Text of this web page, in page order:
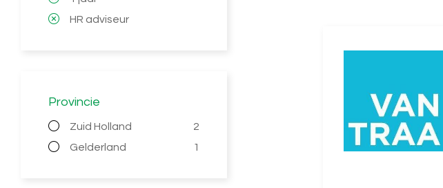
HR adviseur
Provincie
Zuid Holland
2
Gelderland
1